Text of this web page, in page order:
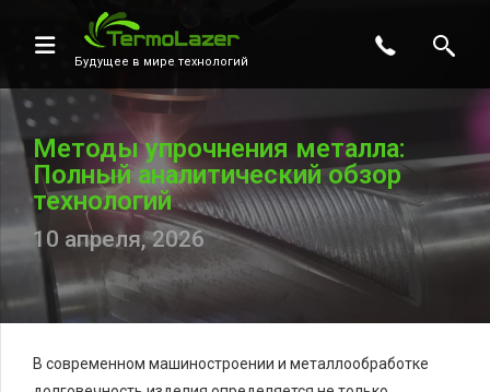
Будущее в мире технологий
Методы упрочнения металла:
Полный аналитический обзор
технологий
10 апреля, 2026
В современном машиностроении и металлообработке